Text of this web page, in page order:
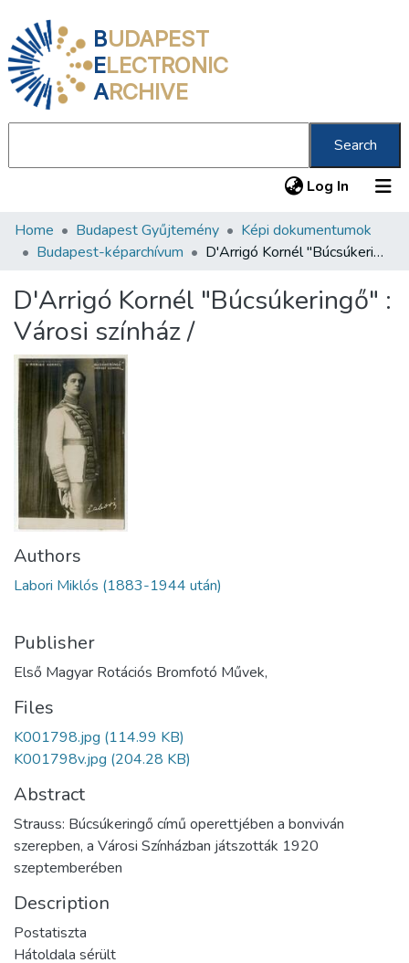
BUDAPEST
ELECTRONIC
ARCHIVE
Search
Log In (current)
Communities & Collections
Statistics
About us
Home Budapest Gyűjtemény
Képi dokumentumok
Budapest-képarchívum
D'Arrigó Kornél "Búcsúkeringő" : Városi színház /
D'Arrigó Kornél "Búcsúkeringő" :
Városi színház /
Authors
Labori Miklós (1883-1944 után)
Publisher
Első Magyar Rotációs Bromfotó Művek,
Files
K001798.jpg (114.99 KB)
K001798v.jpg (204.28 KB)
Abstract
Strauss: Búcsúkeringő című operettjében a bonviván
szerepben, a Városi Színházban játszották 1920
szeptemberében
Description
Postatiszta
Hátoldala sérült